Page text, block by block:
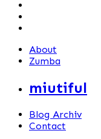
About
Zumba
miutiful
Blog Archiv
Contact